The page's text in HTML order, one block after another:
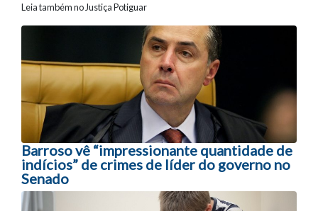
Leia também no Justiça Potiguar
Navegação entre posts
Barroso vê “impressionante quantidade de
indícios” de crimes de líder do governo no
Senado